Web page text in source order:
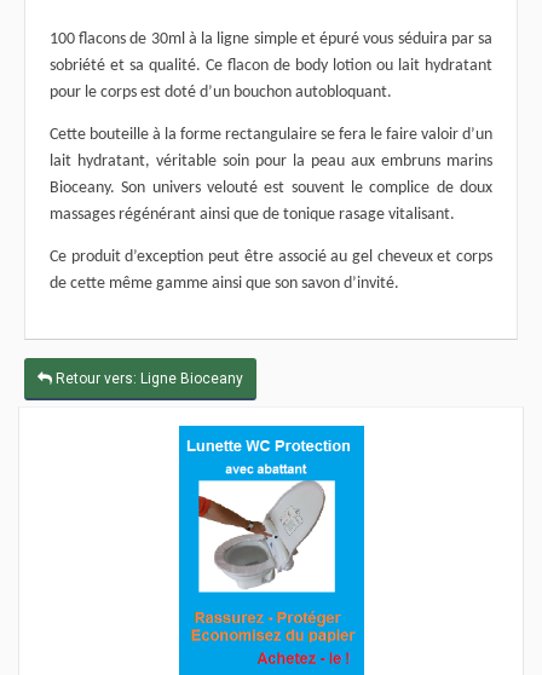
100 flacons de 30ml à la ligne simple et épuré vous séduira par sa
sobriété et sa qualité. Ce flacon de body lotion ou lait hydratant
pour le corps est doté d’un bouchon autobloquant.
Cette bouteille à la forme rectangulaire se fera le faire valoir d’un
lait hydratant, véritable soin pour la peau aux embruns marins
Bioceany. Son univers velouté est souvent le complice de doux
massages régénérant ainsi que de tonique rasage vitalisant.
Ce produit d’exception peut être associé au gel cheveux et corps
de cette même gamme ainsi que son savon d’invité.
Retour vers: Ligne Bioceany